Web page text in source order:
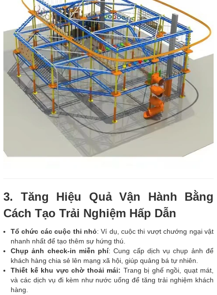
3. Tăng Hiệu Quả Vận Hành Bằng
Cách Tạo Trải Nghiệm Hấp Dẫn
Tổ chức các cuộc thi nhỏ: Ví dụ, cuộc thi vượt chướng ngại vật
nhanh nhất để tạo thêm sự hứng thú.
Chụp ảnh check-in miễn phí: Cung cấp dịch vụ chụp ảnh để
khách hàng chia sẻ lên mạng xã hội, giúp quảng bá tự nhiên.
Thiết kế khu vực chờ thoải mái: Trang bị ghế ngồi, quạt mát,
và các dịch vụ đi kèm như nước uống để tăng trải nghiệm khách
hàng.